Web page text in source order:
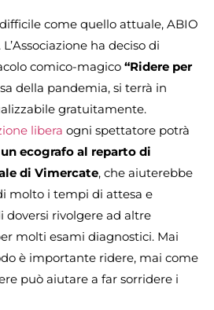
come quello attuale, ABIO
ha deciso di
comico-magico “Ridere per
della pandemia, si terrà in
gratuitamente.
libera ogni spettatore potrà
ecografo al reparto di
di Vimercate, che aiuterebbe
molto i tempi di attesa e
doversi rivolgere ad altre
molti esami diagnostici. Mai
è importante ridere, mai come
può aiutare a far sorridere i